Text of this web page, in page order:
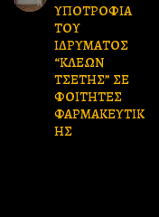
ΥΠΟΤΡΟΦΙΑ
ΤΟΥ
ΙΔΡΥΜΑΤΟΣ
“ΚΛΕΩΝ
ΤΣΕΤΗΣ” ΣΕ
ΦΟΙΤΗΤΕΣ
ΦΑΡΜΑΚΕΥΤΙΚ
ΗΣ